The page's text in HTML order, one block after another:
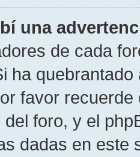
una
de cada
ha
favor
foro, y el
dadas en este